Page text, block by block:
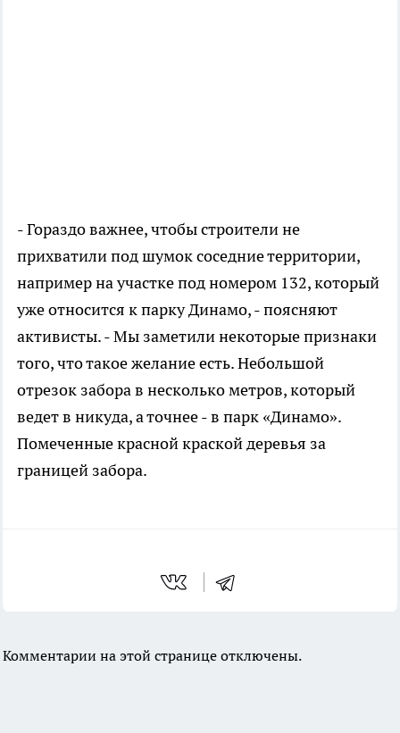
- Гораздо важнее, чтобы строители не
прихватили под шумок соседние территории,
например на участке под номером 132, который
уже относится к парку Динамо, - поясняют
активисты. - Мы заметили некоторые признаки
того, что такое желание есть. Небольшой
отрезок забора в несколько метров, который
ведет в никуда, а точнее - в парк «Динамо».
Помеченные красной краской деревья за
границей забора.
Комментарии на этой странице отключены.